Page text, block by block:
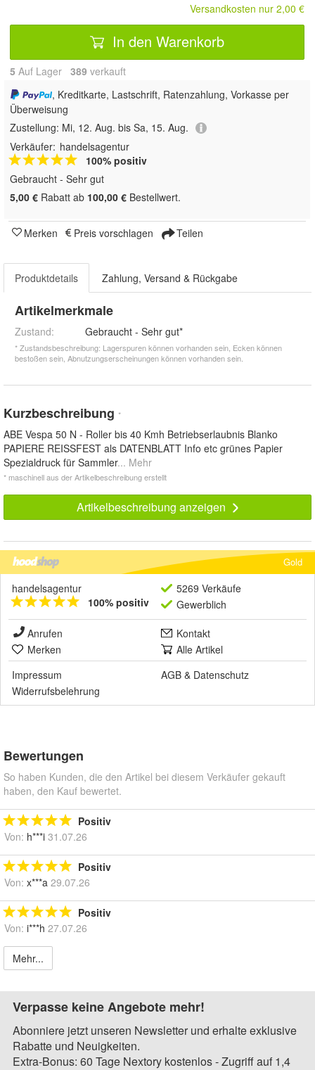
Versandkosten nur 2,00 €
In den Warenkorb
5 Auf Lager 389 verkauft
, Kreditkarte, Lastschrift, Ratenzahlung, Vorkasse per
Überweisung
Zustellung: Mi, 12. Aug. bis Sa, 15. Aug.
Verkäufer: handelsagentur
100% positiv
Gebraucht - Sehr gut
5,00 € Rabatt ab 100,00 € Bestellwert.
Merken Preis vorschlagen Teilen
Produktdetails Zahlung, Versand & Rückgabe
Artikelmerkmale
Zustand: Gebraucht - Sehr gut*
* Zustandsbeschreibung: Lagerspuren können vorhanden sein, Ecken können
bestoßen sein, Abnutzungserscheinungen können vorhanden sein.
Kurzbeschreibung *
ABE Vespa 50 N - Roller bis 40 Kmh Betriebserlaubnis Blanko
PAPIERE REISSFEST als DATENBLATT Info etc grünes Papier
Spezialdruck für Sammler... Mehr
* maschinell aus der Artikelbeschreibung erstellt
Artikelbeschreibung anzeigen
Gold
handelsagentur
100% positiv
5269 Verkäufe
Gewerblich
Anrufen
Kontakt
Merken
Alle Artikel
Impressum
AGB & Datenschutz
Widerrufsbelehrung
Bewertungen
So haben Kunden, die den Artikel bei diesem Verkäufer gekauft
haben, den Kauf bewertet.
Positiv
Von: h***i 31.07.26
Positiv
Von: x***a 29.07.26
Positiv
Von: i***h 27.07.26
Mehr...
Verpasse keine Angebote mehr!
Abonniere jetzt unseren Newsletter und erhalte exklusive
Rabatte und Neuigkeiten.
Extra-Bonus: 60 Tage Nextory kostenlos - Zugriff auf 1,4